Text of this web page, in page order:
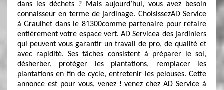
dans les déchets ? Mais aujourd’hui, vous avez besoin
connaisseur en terme de jardinage. ChoisissezAD Service
à Graulhet dans le 81300comme partenaire pour refaire
entièrement votre espace vert. AD Servicea des jardiniers
qui peuvent vous garantir un travail de pro, de qualité et
avec rapidité. Ses tâches consistent à préparer le sol,
désherber, protéger les plantations, remplacer les
plantations en fin de cycle, entretenir les pelouses. Cette
annonce est pour vous, venez ! venez chez AD Service à